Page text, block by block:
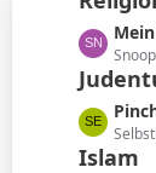
ä
g
e
B
e
i
t
r
ä
g
L
e
z
t
e
L
e
t
Islam